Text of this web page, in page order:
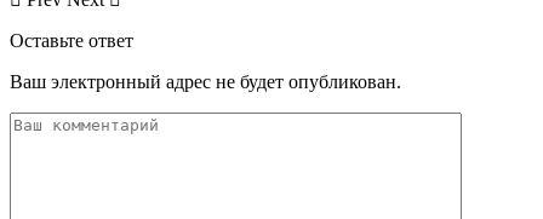
Оставьте ответ
Ваш электронный адрес не будет опубликован.